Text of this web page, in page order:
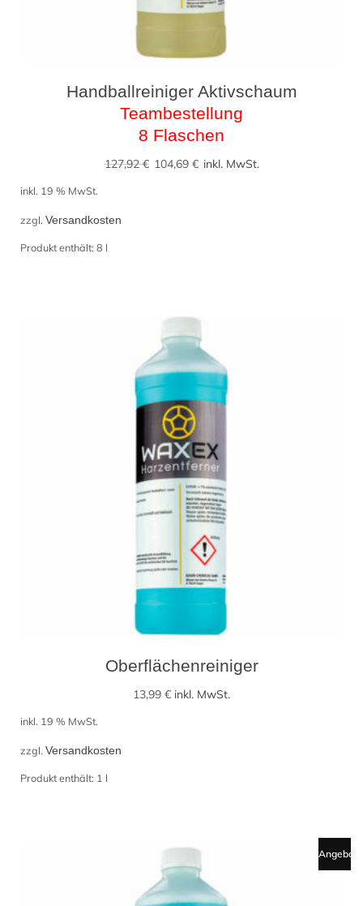
Handballreiniger Aktivschaum
Teambestellung
8 Flaschen
127,92€ Ursprünglicher
104,69 € Aktueller
inkl. MwSt.
inkl. 19 % MwSt.
zzgl. Versandkosten
Produkt enthält: 8 l
Oberflächenreiniger
13,99 € inkl. MwSt.
inkl. 19 % MwSt.
zzgl. Versandkosten
Produkt enthält: 1 l
Angebot!